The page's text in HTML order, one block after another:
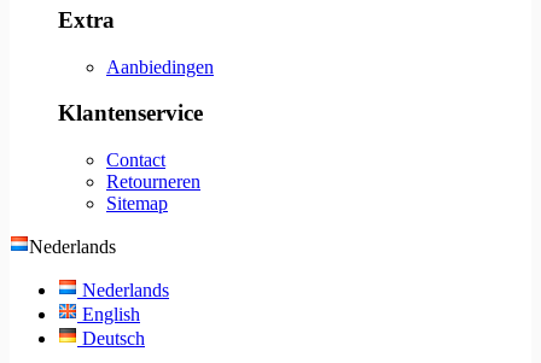
Extra
Aanbiedingen
Klantenservice
Contact
Retourneren
Sitemap
Nederlands
Nederlands
English
Deutsch